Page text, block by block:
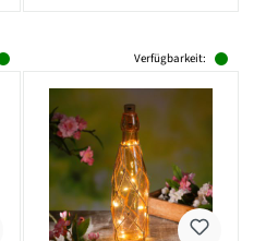
Verfügbarkeit: